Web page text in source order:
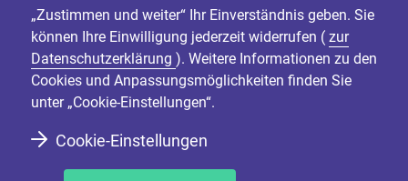
„Zustimmen und weiter“ Ihr Einverständnis geben. Sie
können Ihre Einwilligung jederzeit widerrufen ( zur
Datenschutzerklärung ). Weitere Informationen zu den
Cookies und Anpassungsmöglichkeiten finden Sie
unter „Cookie-Einstellungen“.
Cookie-Einstellungen